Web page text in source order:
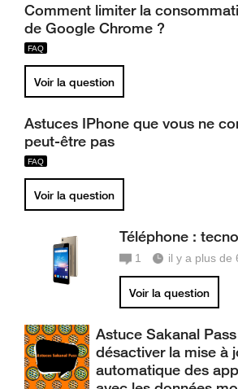
Comment limiter la
de Google Chrome ?
Voir la question
Astuces IPhone que vous ne
peut-être pas
Voir la question
Téléphone :
1 il y a plus de
Voir la question
Astuce Sakanal
désactiver la mise à
automatique des